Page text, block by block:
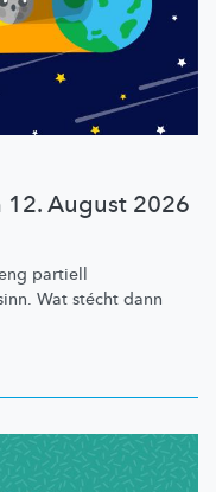
12. August 2026
partiell
Wat stécht dann